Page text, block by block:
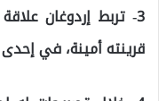
3- تربط إردوغان
قرينته أمينة، في إحدى